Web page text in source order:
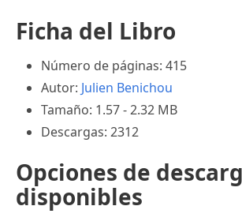
Ficha del Libro
Número de páginas: 415
Autor: Julien Benichou
Tamaño: 1.57 - 2.32 MB
Descargas: 2312
Opciones de
disponibles